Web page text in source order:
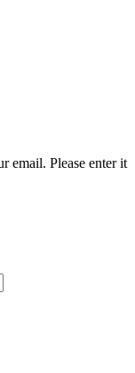
email. Please enter it